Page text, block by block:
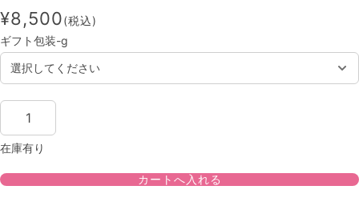
¥8,500(税込)
ギフト包装-g
在庫有り